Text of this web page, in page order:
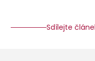
Sdílejte